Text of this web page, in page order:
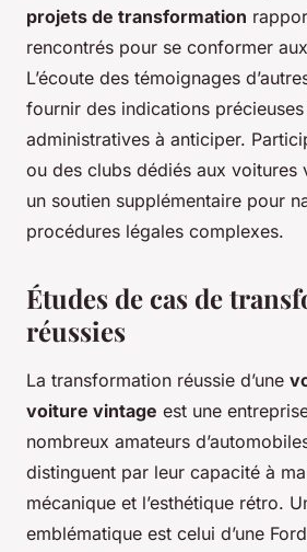
projets de transformation
rencontrés pour se conformer aux
L’écoute des témoignages
fournir des indications
administratives à anticiper.
ou des clubs dédiés aux voitures
un soutien supplémentaire pour
procédures légales complexes.
Études de cas de
réussies
La transformation réussie d’une
voiture vintage est une
nombreux amateurs
distinguent par leur capacité à
mécanique et l’esthétique rétro.
emblématique est celui d’une